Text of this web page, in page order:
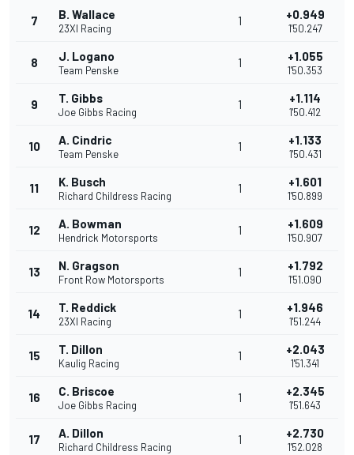
7 B. Wallace
23XI Racing
1 +0.949
1'50.247
8 J. Logano
Team Penske
1 +1.055
1'50.353
9 T. Gibbs
Joe Gibbs Racing
1 +1.114
1'50.412
10 A. Cindric
Team Penske
1 +1.133
1'50.431
11 K. Busch
Richard Childress Racing
1 +1.601
1'50.899
12 A. Bowman
Hendrick Motorsports
1 +1.609
1'50.907
13 N. Gragson
Front Row Motorsports
1 +1.792
1'51.090
14 T. Reddick
23XI Racing
1 +1.946
1'51.244
15 T. Dillon
Kaulig Racing
1 +2.043
1'51.341
16 C. Briscoe
Joe Gibbs Racing
1 +2.345
1'51.643
17 A. Dillon
Richard Childress Racing
1 +2.730
1'52.028